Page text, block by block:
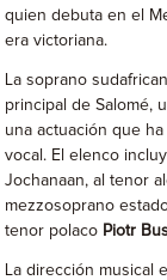
quien debuta en el
era victoriana.
La soprano
principal de Salomé,
una actuación que
vocal. El elenco
Jochanaan, al tenor
mezzosoprano
tenor polaco Piotr
La dirección musical